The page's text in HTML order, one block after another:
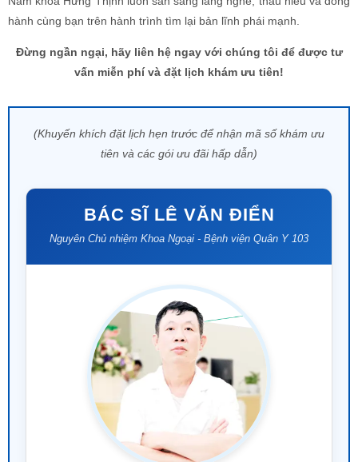
BÁC SĨ LÊ VĂN ĐIỂN
40+
NĂM KINH NGHIỆM
📅 ĐẶT LỊCH BS. ĐIỂN
⭐ TIỂU SỬ & QUÁ TRÌNH CÔNG TÁC
Tiến sĩ, Bác sĩ Lê Văn Điển
là một trong những